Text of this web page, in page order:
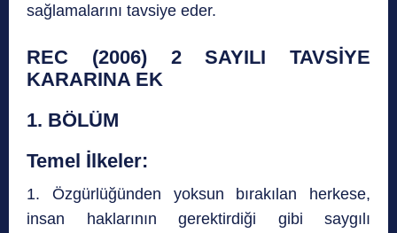
sağlamalarını tavsiye eder.
REC (2006) 2 SAYILI TAVSİYE
KARARINA EK
1. BÖLÜM
Temel İlkeler:
1. Özgürlüğünden yoksun bırakılan herkese,
insan haklarının gerektirdiği gibi saygılı